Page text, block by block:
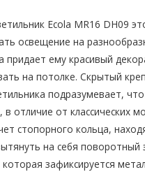
Ecola MR16 DH09
освещение на
придает ему красивый
на потолке. Скрытый
подразумевает,
отличие от классических
стопорного кольца,
на себя поворотный
зафиксируется